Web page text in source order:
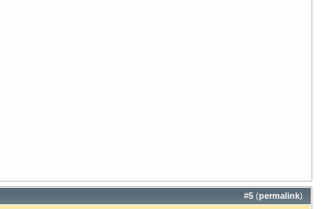
#5 (permalink)